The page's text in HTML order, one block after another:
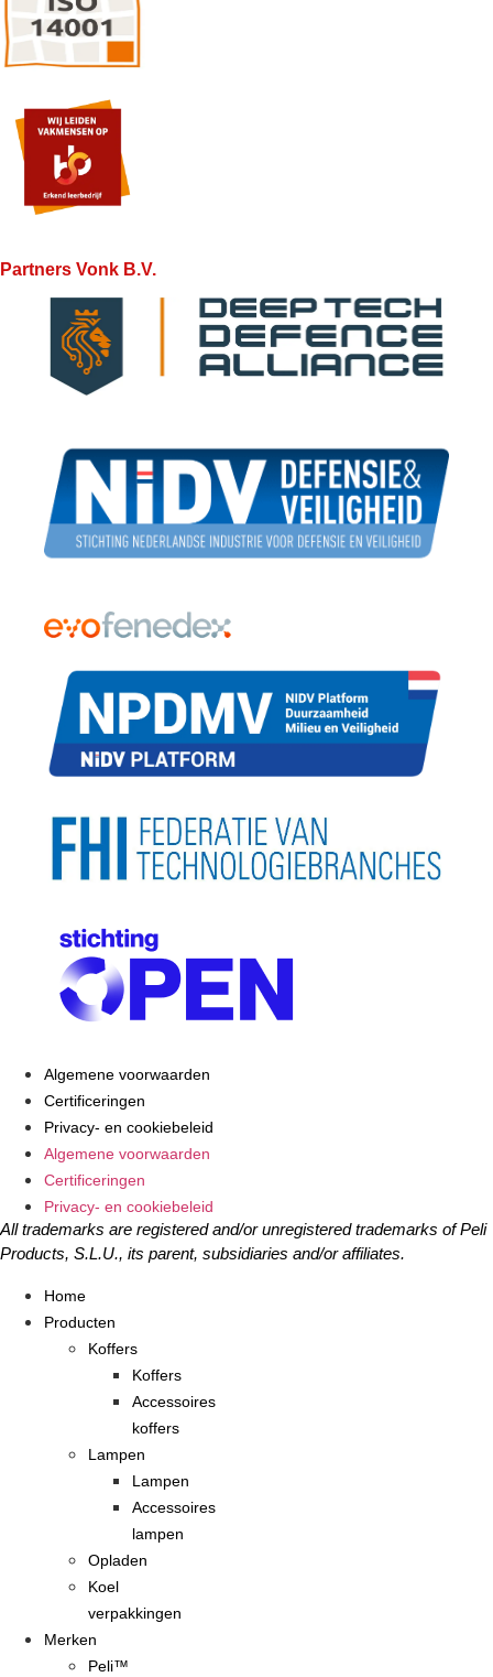
Partners Vonk B.V.
Algemene voorwaarden
Certificeringen
Privacy- en cookiebeleid
Algemene voorwaarden
Certificeringen
Privacy- en cookiebeleid
All trademarks are registered and/or unregistered trademarks of Peli
Products, S.L.U., its parent, subsidiaries and/or affiliates.
Home
Producten
Koffers
Koffers
Accessoires
koffers
Lampen
Lampen
Accessoires
lampen
Opladen
Koel
verpakkingen
Merken
Peli™